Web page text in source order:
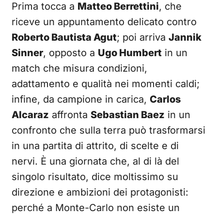
Prima tocca a Matteo Berrettini, che
riceve un appuntamento delicato contro
Roberto Bautista Agut; poi arriva Jannik
Sinner, opposto a Ugo Humbert in un
match che misura condizioni,
adattamento e qualità nei momenti caldi;
infine, da campione in carica, Carlos
Alcaraz affronta Sebastian Baez in un
confronto che sulla terra può trasformarsi
in una partita di attrito, di scelte e di
nervi. È una giornata che, al di là del
singolo risultato, dice moltissimo su
direzione e ambizioni dei protagonisti:
perché a Monte-Carlo non esiste un